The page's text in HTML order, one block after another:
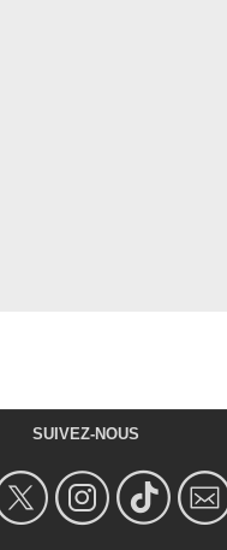
SUIVEZ-NOUS